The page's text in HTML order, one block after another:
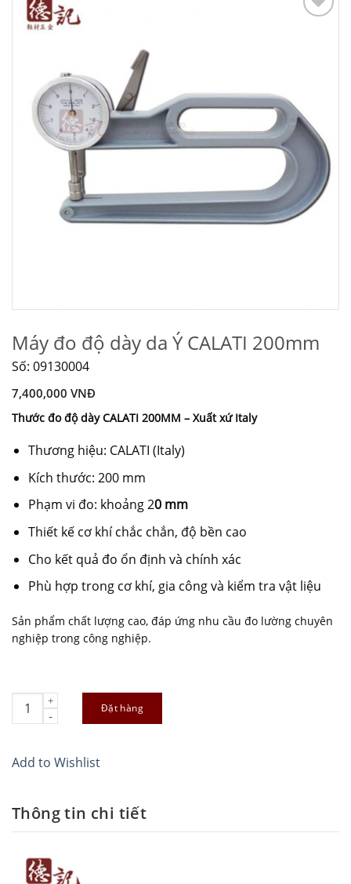
Máy đo độ dày da Ý CALATI 200mm
Số: 09130004
7,400,000 VNĐ
Thước đo độ dày CALATI 200MM – Xuất xứ Italy
Thương hiệu: CALATI (Italy)
Kích thước: 200 mm
Phạm vi đo: khoảng 20 mm
Thiết kế cơ khí chắc chắn, độ bền cao
Cho kết quả đo ổn định và chính xác
Phù hợp trong cơ khí, gia công và kiểm tra vật liệu
Sản phẩm chất lượng cao, đáp ứng nhu cầu đo lường chuyên
nghiệp trong công nghiệp.
Máy đo độ dày da Ý CALATI 200mm quantity
Đặt hàng
Add to Wishlist
Thông tin chi tiết